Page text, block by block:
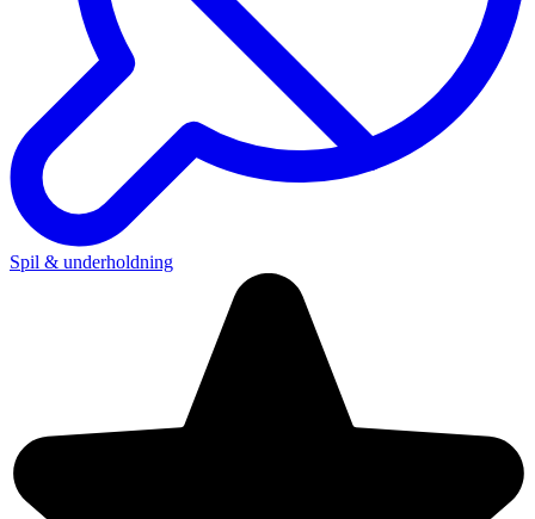
Spil & underholdning